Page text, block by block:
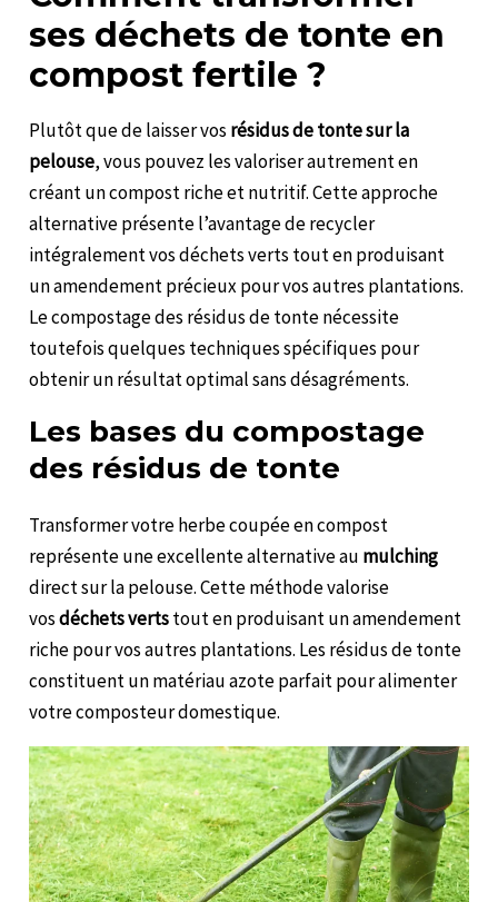
ses déchets de tonte en
compost fertile ?
Plutôt que de laisser vos résidus de tonte sur la
pelouse, vous pouvez les valoriser autrement en
créant un compost riche et nutritif. Cette approche
alternative présente l’avantage de recycler
intégralement vos déchets verts tout en produisant
un amendement précieux pour vos autres plantations.
Le compostage des résidus de tonte nécessite
toutefois quelques techniques spécifiques pour
obtenir un résultat optimal sans désagréments.
Les bases du compostage
des résidus de tonte
Transformer votre herbe coupée en compost
représente une excellente alternative au mulching
direct sur la pelouse. Cette méthode valorise
vosdéchets vertstout en produisant un amendement
riche pour vos autres plantations. Les résidus de tonte
constituent un matériau azote parfait pour alimenter
votre composteur domestique.